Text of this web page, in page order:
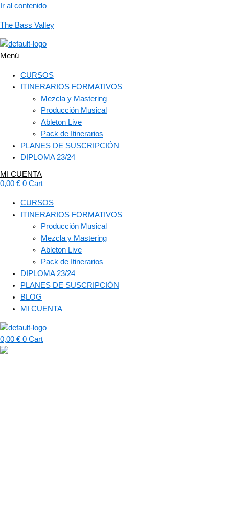
Ir al contenido
The Bass Valley
Menú
CURSOS
ITINERARIOS FORMATIVOS
Mezcla y Mastering
Producción Musical
Ableton Live
Pack de Itinerarios
PLANES DE SUSCRIPCIÓN
DIPLOMA 23/24
MI CUENTA
0,00 € 0 Cart
CURSOS
ITINERARIOS FORMATIVOS
Producción Musical
Mezcla y Mastering
Ableton Live
Pack de Itinerarios
DIPLOMA 23/24
PLANES DE SUSCRIPCIÓN
BLOG
MI CUENTA
0,00 € 0 Cart